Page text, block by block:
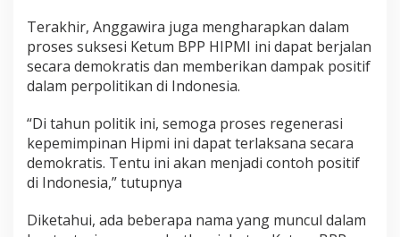
Terakhir, Anggawira juga mengharapkan dalam
proses suksesi Ketum BPP HIPMI ini dapat berjalan
secara demokratis dan memberikan dampak positif
dalam perpolitikan di Indonesia.
“Di tahun politik ini, semoga proses regenerasi
kepemimpinan Hipmi ini dapat terlaksana secara
demokratis. Tentu ini akan menjadi contoh positif
di Indonesia,” tutupnya
Diketahui, ada beberapa nama yang muncul dalam